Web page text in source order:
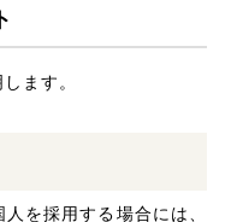
ます。
を採用する場合には、